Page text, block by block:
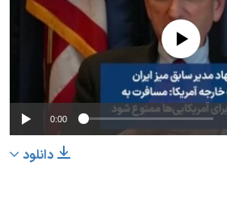
No media source
0:00
دانلود